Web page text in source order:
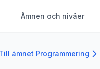
Ämnen och nivåer
ämnet Programmering